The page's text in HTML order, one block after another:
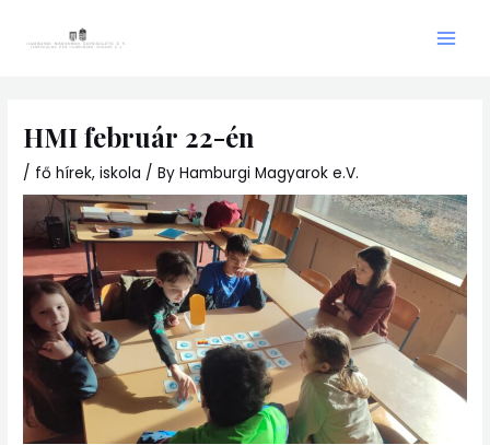
HMI február 22-én
/ fő hírek,iskola / ByHamburgi Magyarok e.V.